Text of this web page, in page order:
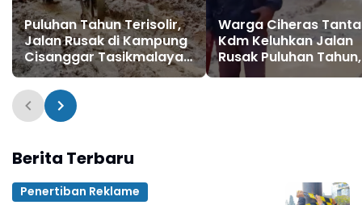
Puluhan Tahun Terisolir,
Jalan Rusak di Kampung
Cisanggar Tasikmalaya
Tak Kunjung Diperbaiki
Oleh Pemerintah
Warga Ciheras
Kdm Keluhkan Jalan
Rusak Puluhan Tahun,
Bangbang dan Bapak
Berita Terbaru
Penertiban Reklame